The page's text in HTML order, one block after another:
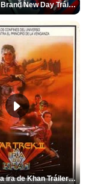
Spider-Man: Brand New Day Tráiler (3)
Star Trek II: la ira de Khan Tráiler VO